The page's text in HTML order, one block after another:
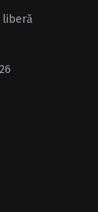
liberă